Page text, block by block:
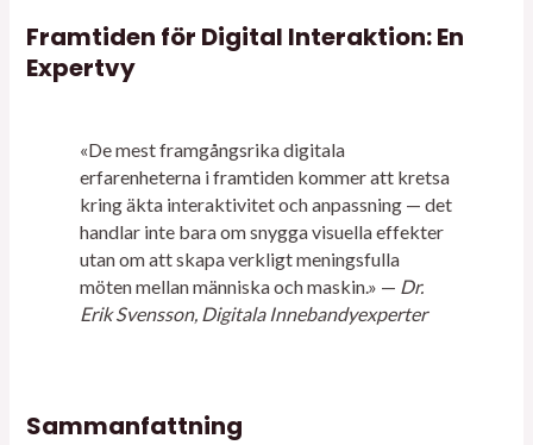
Framtiden för Digital Interaktion: En
Expertvy
«De mest framgångsrika digitala
erfarenheterna i framtiden kommer att kretsa
kring äkta interaktivitet och anpassning — det
handlar inte bara om snygga visuella effekter
utan om att skapa verkligt meningsfulla
möten mellan människa och maskin.» — Dr.
Erik Svensson, Digitala Innebandyexperter
Sammanfattning